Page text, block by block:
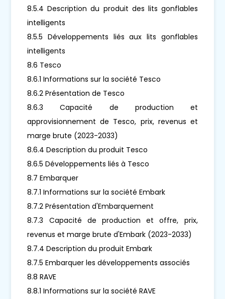
8.5.4 Description du produit des lits gonflables
intelligents
8.5.5 Développements liés aux lits gonflables
intelligents
8.6 Tesco
8.6.1 Informations sur la société Tesco
8.6.2 Présentation de Tesco
8.6.3 Capacité de production et
approvisionnement de Tesco, prix, revenus et
marge brute (2023-2033)
8.6.4 Description du produit Tesco
8.6.5 Développements liés à Tesco
8.7 Embarquer
8.7.1 Informations sur la société Embark
8.7.2 Présentation d'Embarquement
8.7.3 Capacité de production et offre, prix,
revenus et marge brute d'Embark (2023-2033)
8.7.4 Description du produit Embark
8.7.5 Embarquer les développements associés
8.8 RAVE
8.8.1 Informations sur la société RAVE